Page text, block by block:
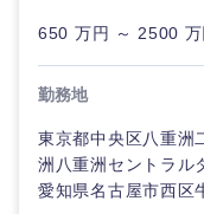
650 万円 ～ 2500 万
勤務地
東京都中央区八重洲
洲八重洲セントラル
愛知県名古屋市西区